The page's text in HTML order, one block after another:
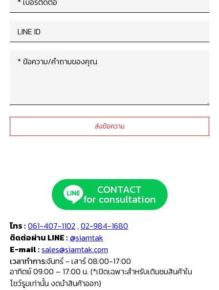
CONTACT
for consultation
โทร :061-407-1102 ,02-984-1680
ติดต่อผ่าน LINE :@siamtak
E-mail :sales@siamtak.com
เวลาทำการ:จันทร์ - เสาร์ 08:00-17:00
อาทิตย์ 09:00 – 17:00 น. (*เปิดเฉพาะสำหรับเดินชมสินค้าใน
โชว์รูมเท่านั้น งดนำสินค้าออก)